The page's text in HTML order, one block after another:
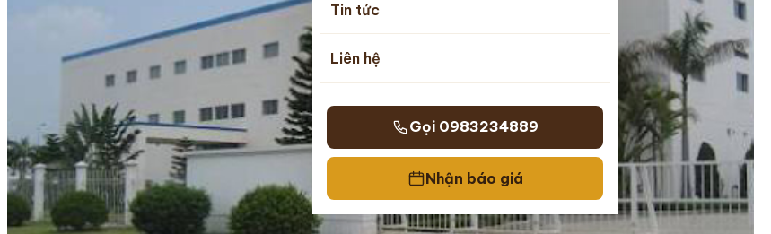
Tin tức
Liên hệ
Gọi 0983234889
Nhận báo giá